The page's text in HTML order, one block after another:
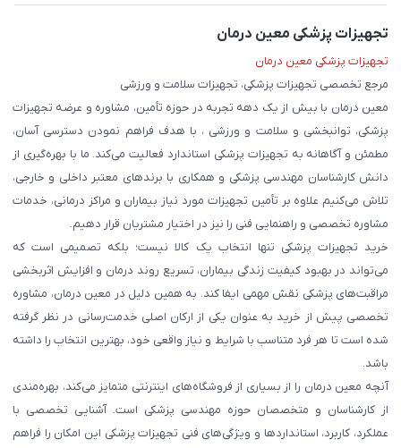
تجهیزات پزشکی معین درمان
تجهیزات پزشکی معین درمان
مرجع تخصصی تجهیزات پزشکی، تجهیزات سلامت و ورزشی
معین درمان با بیش از یک دهه تجربه در حوزه تأمین، مشاوره و عرضه تجهیزات
پزشکی، توانبخشی و سلامت و ورزشی ، با هدف فراهم نمودن دسترسی آسان،
مطمئن و آگاهانه به تجهیزات پزشکی استاندارد فعالیت می‌کند. ما با بهره‌گیری از
دانش کارشناسان مهندسی پزشکی و همکاری با برندهای معتبر داخلی و خارجی،
تلاش می‌کنیم علاوه بر تأمین تجهیزات مورد نیاز بیماران و مراکز درمانی، خدمات
مشاوره تخصصی و راهنمایی فنی را نیز در اختیار مشتریان قرار دهیم.
خرید تجهیزات پزشکی تنها انتخاب یک کالا نیست؛ بلکه تصمیمی است که
می‌تواند در بهبود کیفیت زندگی بیماران، تسریع روند درمان و افزایش اثربخشی
مراقبت‌های پزشکی نقش مهمی ایفا کند. به همین دلیل در معین درمان، مشاوره
تخصصی پیش از خرید به عنوان یکی از ارکان اصلی خدمت‌رسانی در نظر گرفته
شده است تا هر فرد متناسب با شرایط و نیاز واقعی خود، بهترین انتخاب را داشته
باشد.
آنچه معین درمان را از بسیاری از فروشگاه‌های اینترنتی متمایز می‌کند، بهره‌مندی
از کارشناسان و متخصصان حوزه مهندسی پزشکی است. آشنایی تخصصی با
عملکرد، کاربرد، استانداردها و ویژگی‌های فنی تجهیزات پزشکی این امکان را فراهم